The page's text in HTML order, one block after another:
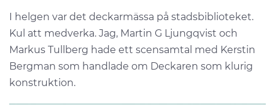
I helgen var det deckarmässa på stadsbiblioteket.
Kul att medverka. Jag, Martin G Ljungqvist och
Markus Tullberg hade ett scensamtal med Kerstin
Bergman som handlade om Deckaren som klurig
konstruktion.